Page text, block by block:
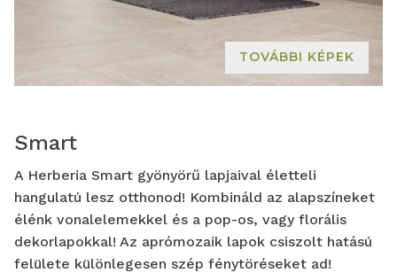
TOVÁBBI KÉPEK
Smart
A Herberia Smart gyönyörű lapjaival életteli
hangulatú lesz otthonod! Kombináld az alapszíneket
élénk vonalelemekkel és a pop-os, vagy florális
dekorlapokkal! Az aprómozaik lapok csiszolt hatású
felülete különlegesen szép fénytöréseket ad!